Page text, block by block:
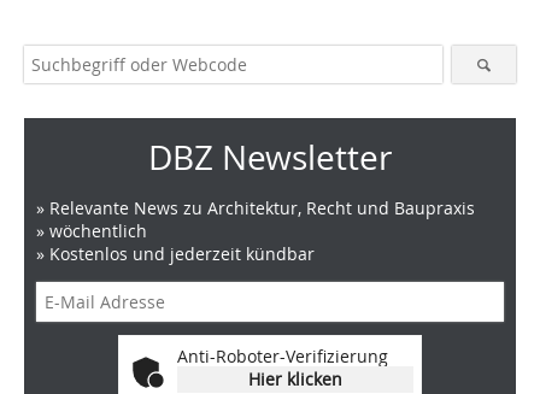
DBZ Newsletter
» Relevante News zu Architektur, Recht und Baupraxis
» wöchentlich
» Kostenlos und jederzeit kündbar
Anti-Roboter-Verifizierung
Hier klicken